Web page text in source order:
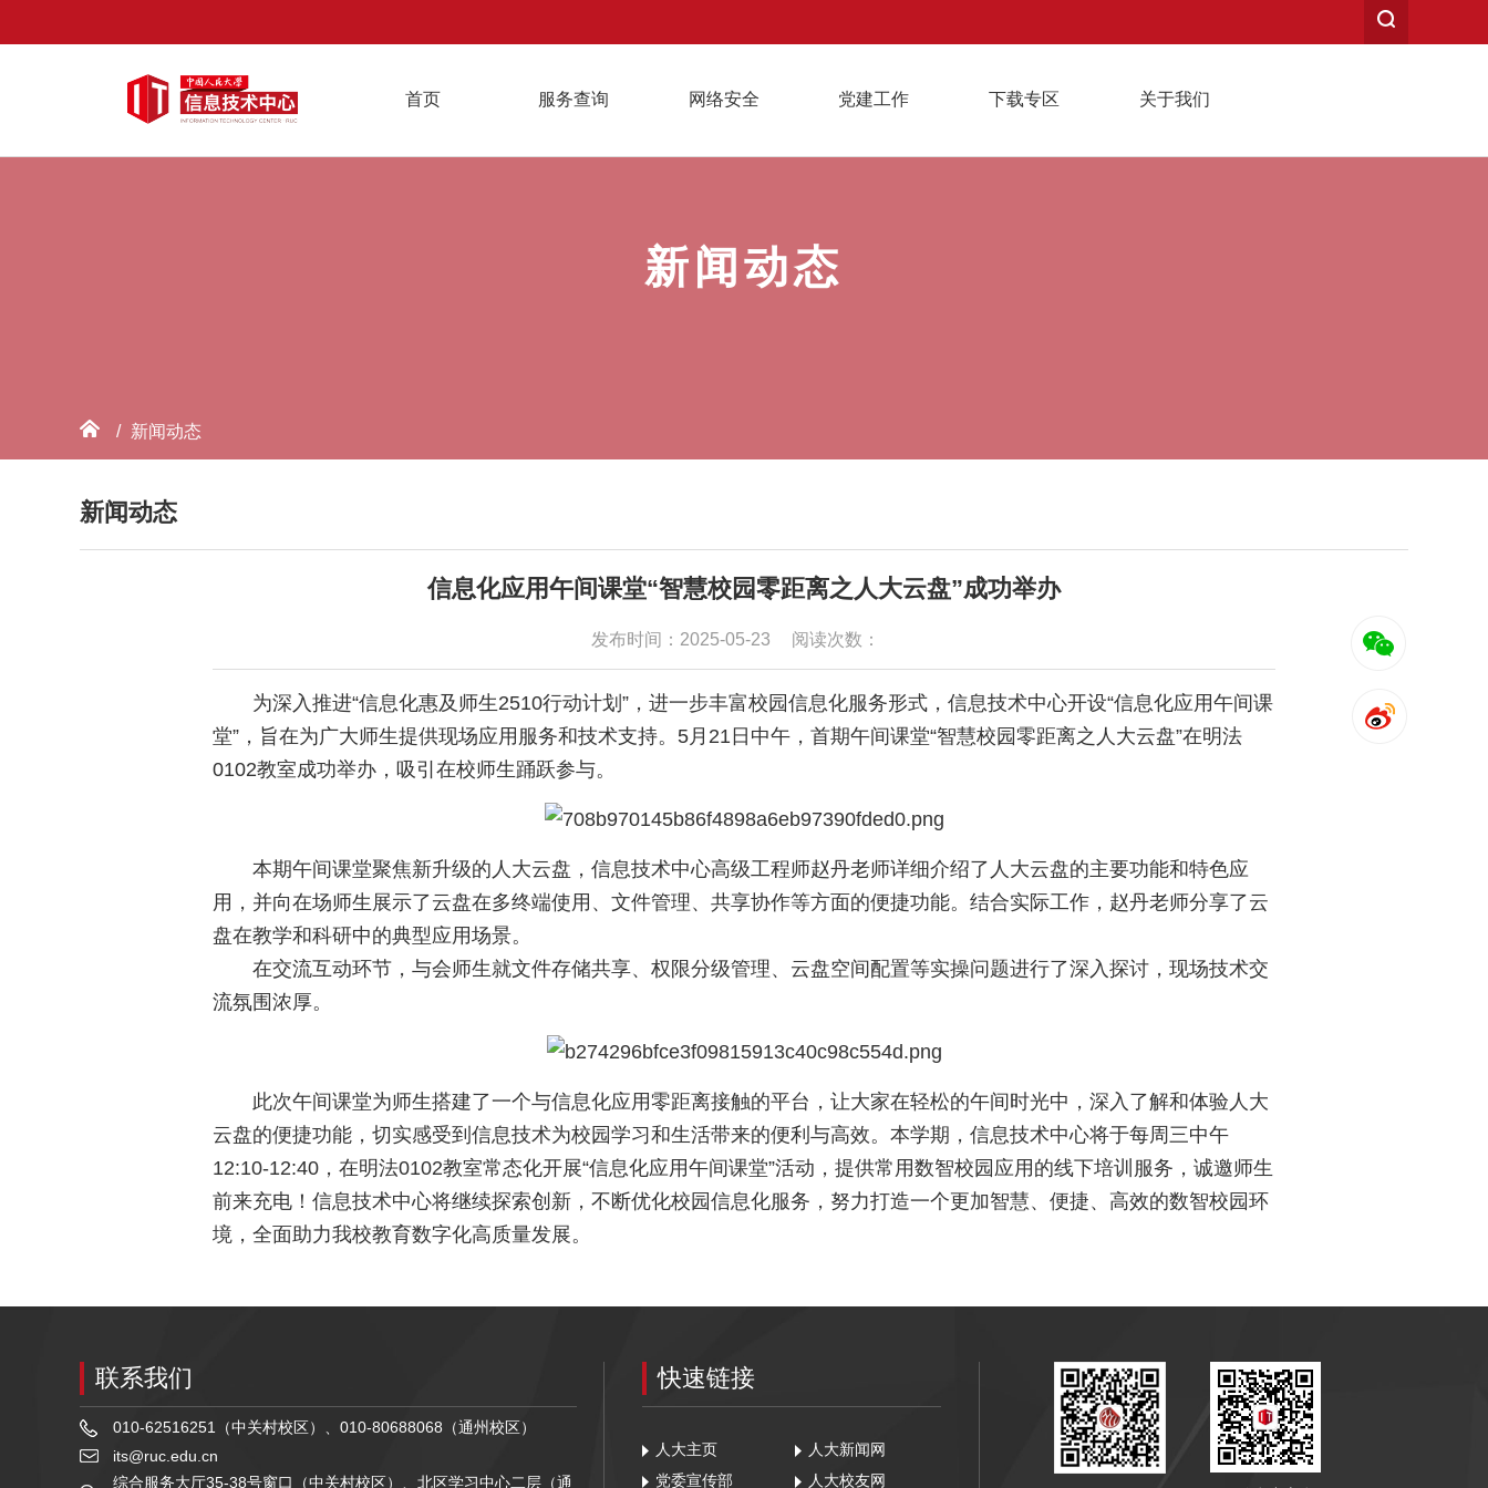
首页 服务查询 网络安全 党建工作 下载专区 关于我们
新闻动态
/ 新闻动态
新闻动态
信息化应用午间课堂“智慧校园零距离之人大云盘”成功举办
发布时间：2025-05-23 阅读次数：
为深入推进“信息化惠及师生2510行动计划”，进一步丰富校园信息化服务形式，信息技术中心开设“信息化应用午间课
堂”，旨在为广大师生提供现场应用服务和技术支持。5月21日中午，首期午间课堂“智慧校园零距离之人大云盘”在明法
0102教室成功举办，吸引在校师生踊跃参与。
本期午间课堂聚焦新升级的人大云盘，信息技术中心高级工程师赵丹老师详细介绍了人大云盘的主要功能和特色应
用，并向在场师生展示了云盘在多终端使用、文件管理、共享协作等方面的便捷功能。结合实际工作，赵丹老师分享了云
盘在教学和科研中的典型应用场景。
在交流互动环节，与会师生就文件存储共享、权限分级管理、云盘空间配置等实操问题进行了深入探讨，现场技术交
流氛围浓厚。
此次午间课堂为师生搭建了一个与信息化应用零距离接触的平台，让大家在轻松的午间时光中，深入了解和体验人大
云盘的便捷功能，切实感受到信息技术为校园学习和生活带来的便利与高效。本学期，信息技术中心将于每周三中午
12:10-12:40，在明法0102教室常态化开展“信息化应用午间课堂”活动，提供常用数智校园应用的线下培训服务，诚邀师生
前来充电！信息技术中心将继续探索创新，不断优化校园信息化服务，努力打造一个更加智慧、便捷、高效的数智校园环
境，全面助力我校教育数字化高质量发展。
联系我们
010-62516251（中关村校区）、010-80688068（通州校区）
its@ruc.edu.cn
综合服务大厅35-38号窗口（中关村校区）、北区学习中心二层（通
快速链接
人大主页
人大新闻网
党委宣传部
人大校友网